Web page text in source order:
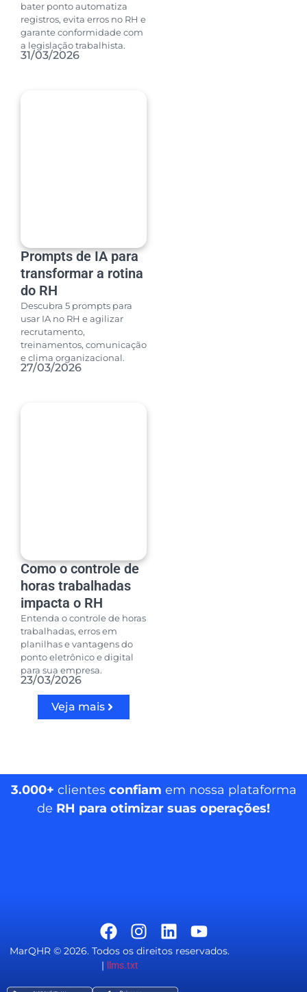
bater ponto automatiza
registros, evita erros no RH e
garante conformidade com
a legislação trabalhista.
31/03/2026
Prompts de IA para
transformar a rotina
do RH
Descubra 5 prompts para
usar IA no RH e agilizar
recrutamento,
treinamentos, comunicação
e clima organizacional.
27/03/2026
Como o controle de
horas trabalhadas
impacta o RH
Entenda o controle de horas
trabalhadas, erros em
planilhas e vantagens do
ponto eletrônico e digital
para sua empresa.
23/03/2026
Veja mais
3.000+ clientes confiam em nossa plataforma
de RH para otimizar suas operações!
MarQHR © 2026. Todos os direitos reservados.
|
llms.txt